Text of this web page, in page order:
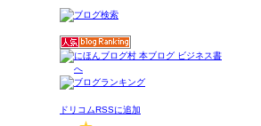
ドリコムRSSに追加